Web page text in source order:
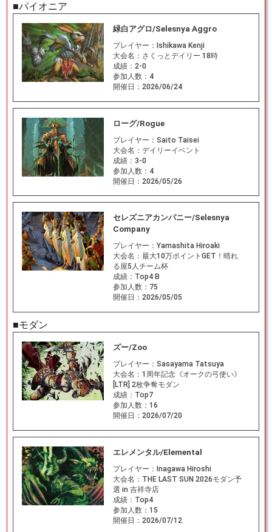
■パイオニア
緑白アグロ/Selesnya Aggro
プレイヤー： Ishikawa Kenji
大会名： さくっとデイリー 18時
成績： 2-0
参加人数： 4
開催日： 2026/06/24
ローグ/Rogue
プレイヤー： Saito Taisei
大会名： デイリーイベント
成績： 3-0
参加人数： 4
開催日： 2026/05/26
セレズニアカンパニー/Selesnya
Company
プレイヤー： Yamashita Hiroaki
大会名： 最大10万ポイントGET！晴れ
る屋5人チーム杯
成績： Top4 B
参加人数： 75
開催日： 2026/05/05
■モダン
ズー/Zoo
プレイヤー： Sasayama Tatsuya
大会名： 1周年記念《オークの弓使い》
[LTR] 2枚争奪モダン
成績： Top7
参加人数： 16
開催日： 2026/07/20
エレメンタル/Elemental
プレイヤー： Inagawa Hiroshi
大会名： THE LAST SUN 2026モダン予
選 in 吉祥寺店
成績： Top4
参加人数： 15
開催日： 2026/07/12